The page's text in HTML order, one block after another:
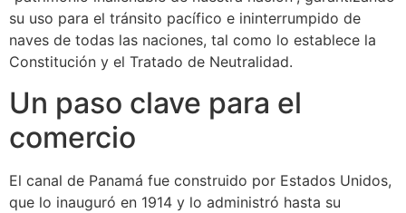
su uso para el tránsito pacífico e ininterrumpido de
naves de todas las naciones, tal como lo establece la
Constitución y el Tratado de Neutralidad.
Un paso clave para el
comercio
El canal de Panamá fue construido por Estados Unidos,
que lo inauguró en 1914 y lo administró hasta su